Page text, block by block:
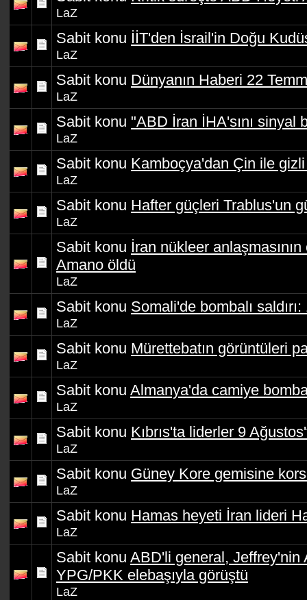
LaZ
Sabit konu İİT'den İsrail'in Doğu
LaZ
Sabit konu Dünyanın Haberi 22
LaZ
Sabit konu "ABD İran İHA'sını sinyal
LaZ
Sabit konu Kamboçya'dan Çin ile
LaZ
Sabit konu Hafter güçleri Trablus'un
LaZ
Sabit konu İran nükleer
Amano öldü
LaZ
Sabit konu Somali'de bombalı
LaZ
Sabit konu Mürettebatın görüntüleri
LaZ
Sabit konu Almanya'da camiye
LaZ
Sabit konu Kıbrıs'ta liderler 9
LaZ
Sabit konu Güney Kore gemisine
LaZ
Sabit konu Hamas heyeti İran lideri
LaZ
Sabit konu ABD'li general, Jeffrey'nin
YPG/PKK elebaşıyla görüştü
LaZ